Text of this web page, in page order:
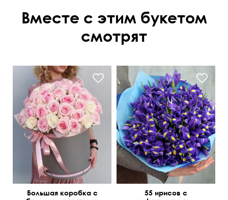
Вместе с этим букетом
смотрят
Большая коробка с
55 ирисов с